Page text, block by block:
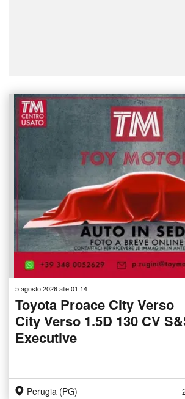
5 agosto 2026 alle 01:14
Toyota Proace City Verso
City Verso 1.5D 130 CV
Executive
Perugia (PG)